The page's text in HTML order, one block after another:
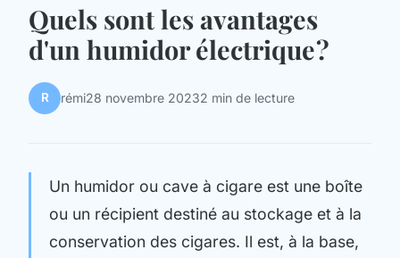
Quels sont les avantages
d'un humidor électrique ?
R rémi28 novembre 20232 min de lecture
Un humidor ou cave à cigare est une boîte
ou un récipient destiné au stockage et à la
conservation des cigares. Il est, à la base,